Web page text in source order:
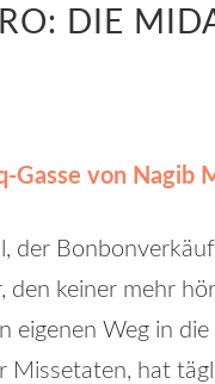
DIE
Gasse von Nagib
der
den keiner mehr
eigenen Weg in
Missetaten, hat